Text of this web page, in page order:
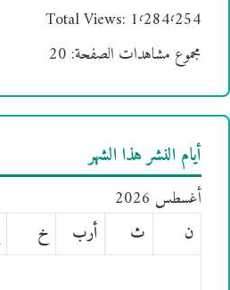
Total Views: 1٬284٬254
مجموع مشاهدات الصفحة: 20
أيام النشر هذا الشهر
أغسطس 2026
ن
ث أرب خ